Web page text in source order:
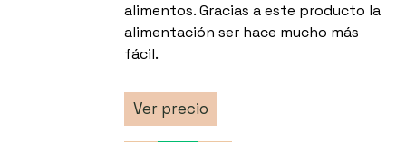
alimentos. Gracias a este producto la
alimentación ser hace mucho más
fácil.
Ver precio